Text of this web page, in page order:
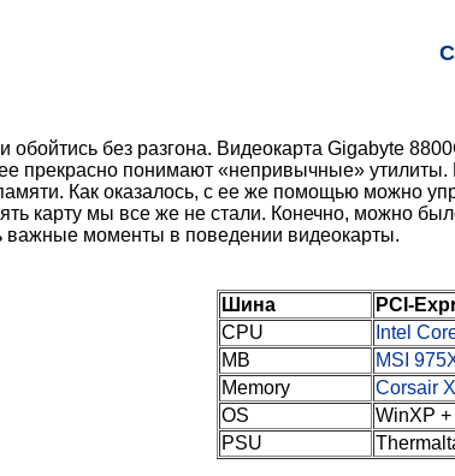
обойтись без разгона. Видеокарта Gigabyte
прекрасно понимают «непривычные»
Как оказалось, с ее же помощью можно
карту мы все же не стали. Конечно, можно
важные моменты в поведении видеокарты.
Шина
PCI-
CPU
Intel
MB
MSI
Memory
Corsair
OS
WinXP
PSU